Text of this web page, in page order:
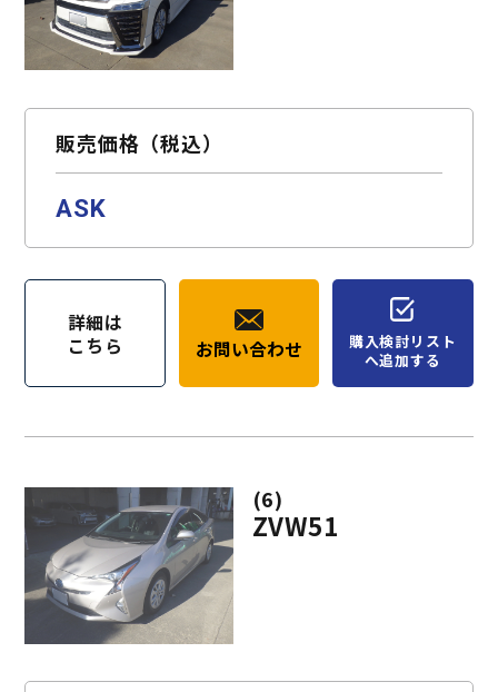
販売価格（税込）
ASK
詳細は
こちら
お問い合わせ
購入検討リスト
へ追加する
(6)
ZVW51